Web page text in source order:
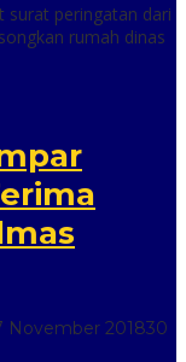
surat peringatan dari
rumah dinas
November 201830